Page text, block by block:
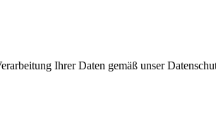
Ihrer Daten gemäß unser